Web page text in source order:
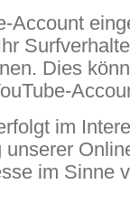
Account
Dies
im
im Sinne